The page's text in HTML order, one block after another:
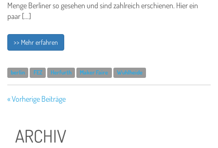
Menge Berliner so gesehen und sind zahlreich erschienen. Hier ein
paar […]
>> Mehr erfahren
berlin FEZ Herfurth Maker Faire Wuhlheide
« Vorherige Beiträge
ARCHIV